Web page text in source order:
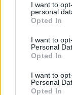
not limited to
grant or deny
use your data
consent section.
I want to
personal
Opted In
I want to
Personal
Opted In
I want to
Personal
Opted In